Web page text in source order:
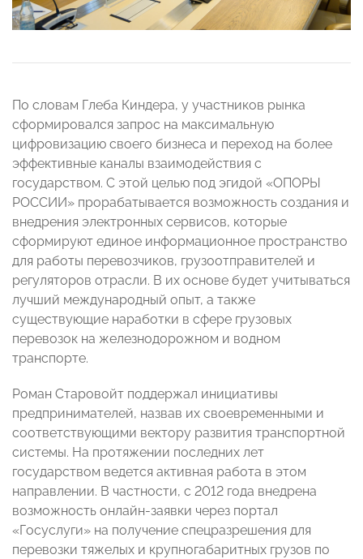
По словам Глеба Киндера, у участников рынка
сформировался запрос на максимальную
цифровизацию своего бизнеса и переход на более
эффективные каналы взаимодействия с
государством. С этой целью под эгидой «ОПОРЫ
РОССИИ» прорабатывается возможность создания и
внедрения электронных сервисов, которые
сформируют единое информационное пространство
для работы перевозчиков, грузоотправителей и
регуляторов отрасли. В их основе будет учитываться
лучший международный опыт, а также
существующие наработки в сфере грузовых
перевозок на железнодорожном и водном
транспорте.
Роман Старовойт поддержал инициативы
предпринимателей, назвав их своевременными и
соответствующими вектору развития транспортной
системы. На протяжении последних лет
государством ведется активная работа в этом
направлении. В частности, с 2012 года внедрена
возможность онлайн-заявки через портал
«Госуслуги» на получение спецразрешения для
перевозки тяжелых и крупногабаритных грузов по